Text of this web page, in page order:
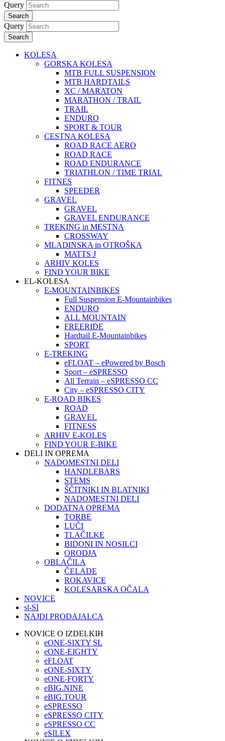
Query
Search
Query
Search
KOLESA
GORSKA KOLESA
MTB FULL SUSPENSION
MTB HARDTAILS
XC / MARATON
MARATHON / TRAIL
TRAIL
ENDURO
SPORT & TOUR
CESTNA KOLESA
ROAD RACE AERO
ROAD RACE
ROAD ENDURANCE
TRIATHLON / TIME TRIAL
FITNES
SPEEDER
GRAVEL
GRAVEL
GRAVEL ENDURANCE
TREKING in MESTNA
CROSSWAY
MLADINSKA in OTROŠKA
MATTS J
ARHIV KOLES
FIND YOUR BIKE
EL-KOLESA
E-MOUNTAINBIKES
Full Suspension E-Mountainbikes
ENDURO
ALL MOUNTAIN
FREERIDE
Hardtail E-Mountainbikes
SPORT
E-TREKING
eFLOAT – ePowered by Bosch
Sport – eSPRESSO
All Terrain – eSPRESSO CC
City – eSPRESSO CITY
E-ROAD BIKES
ROAD
GRAVEL
FITNESS
ARHIV E-KOLES
FIND YOUR E-BIKE
DELI IN OPREMA
NADOMESTNI DELI
HANDLEBARS
STEMS
ŠČITNIKI IN BLATNIKI
NADOMESTNI DELI
DODATNA OPREMA
TORBE
LUČI
TLAČILKE
BIDONI IN NOSILCI
ORODJA
OBLAČILA
ČELADE
ROKAVICE
KOLESARSKA OČALA
NOVICE
sl-SI
NAJDI PRODAJALCA
NOVICE O IZDELKIH
eONE-SIXTY SL
eONE-EIGHTY
eFLOAT
eONE-SIXTY
eONE-FORTY
eBIG.NINE
eBIG.TOUR
eSPRESSO
eSPRESSO CITY
eSPRESSO CC
eSILEX